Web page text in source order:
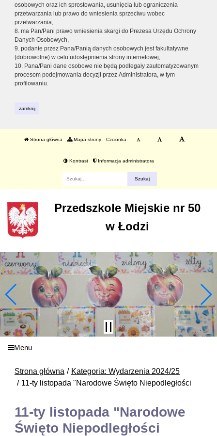
osobowych oraz ich sprostowania, usunięcia lub ograniczenia
przetwarzania lub prawo do wniesienia sprzeciwu wobec
przetwarzania,
8. ma Pan/Pani prawo wniesienia skargi do Prezesa Urzędu Ochrony
Danych Osobowych,
9. podanie przez Pana/Panią danych osobowych jest fakultatywne
(dobrowolne) w celu udostępnienia strony internetowej,
10. Pana/Pani dane osobowe nie będą podlegały zautomatyzowanym
procesom podejmowania decyzji przez Administratora, w tym
profilowaniu.
zamknij
Strona główna Mapa strony Czcionka
Kontrast Informacja administratora
Przedszkole Miejskie nr 50
w Łodzi
Menu
Strona główna
Kategoria: Wydarzenia 2024/25
11-ty listopada "Narodowe Święto Niepodległości
11-ty listopada "Narodowe
Święto Niepodległości